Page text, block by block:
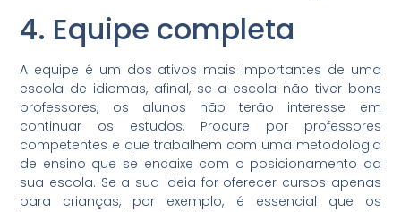
4. Equipe completa
A equipe é um dos ativos mais importantes de uma
escola de idiomas, afinal, se a escola não tiver bons
professores, os alunos não terão interesse em
continuar os estudos. Procure por professores
competentes e que trabalhem com uma metodologia
de ensino que se encaixe com o posicionamento da
sua escola. Se a sua ideia for oferecer cursos apenas
para crianças, por exemplo, é essencial que os